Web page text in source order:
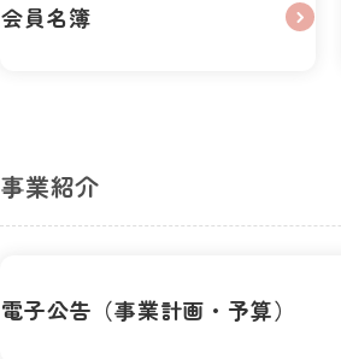
会員名簿
事業紹介
電子公告（事業計画・予算）